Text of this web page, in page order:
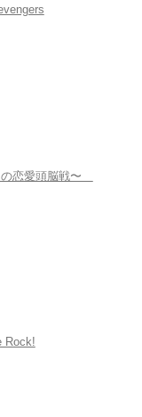
の恋愛頭脳戦〜
Rock!